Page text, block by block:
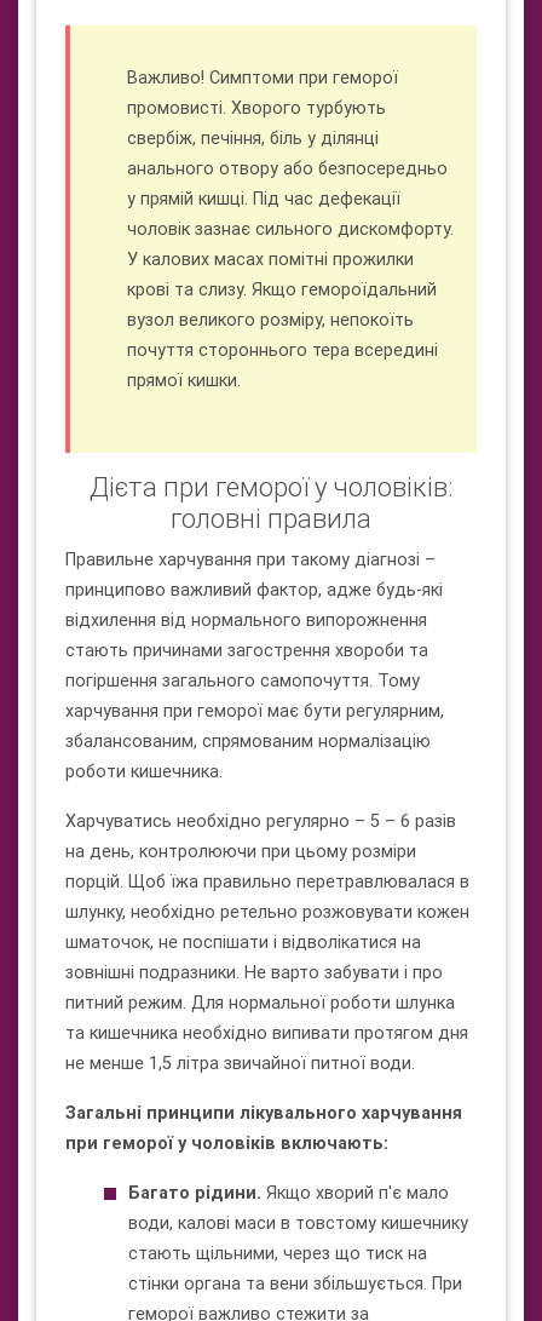
Важливо! Симптоми при геморої
промовисті. Хворого турбують
свербіж, печіння, біль у ділянці
анального отвору або безпосередньо
у прямій кишці. Під час дефекації
чоловік зазнає сильного дискомфорту.
У калових масах помітні прожилки
крові та слизу. Якщо гемороїдальний
вузол великого розміру, непокоїть
почуття стороннього тера всередині
прямої кишки.
Дієта при геморої у чоловіків:
головні правила
Правильне харчування при такому діагнозі –
принципово важливий фактор, адже будь-які
відхилення від нормального випорожнення
стають причинами загострення хвороби та
погіршення загального самопочуття. Тому
харчування при геморої має бути регулярним,
збалансованим, спрямованим нормалізацію
роботи кишечника.
Харчуватись необхідно регулярно – 5 – 6 разів
на день, контролюючи при цьому розміри
порцій. Щоб їжа правильно перетравлювалася в
шлунку, необхідно ретельно розжовувати кожен
шматочок, не поспішати і відволікатися на
зовнішні подразники. Не варто забувати і про
питний режим. Для нормальної роботи шлунка
та кишечника необхідно випивати протягом дня
не менше 1,5 літра звичайної питної води.
Загальні принципи лікувального харчування
при геморої у чоловіків включають:
Багато рідини. Якщо хворий п'є мало
води, калові маси в товстому кишечнику
стають щільними, через що тиск на
стінки органа та вени збільшується. При
геморої важливо стежити за